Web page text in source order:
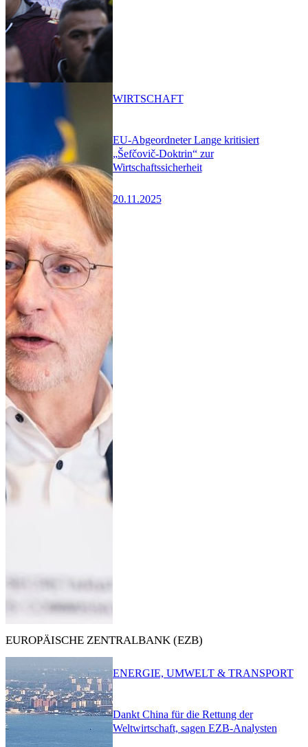
EU-Abgeordneter Lange kritisiert
„Šefčovič-Doktrin“ zur
Wirtschaftssicherheit
20.11.2025
WIRTSCHAFT
EUROPÄISCHE ZENTRALBANK (EZB)
Dankt China für die Rettung der
Weltwirtschaft, sagen EZB-Analysten
ENERGIE, UMWELT & TRANSPORT